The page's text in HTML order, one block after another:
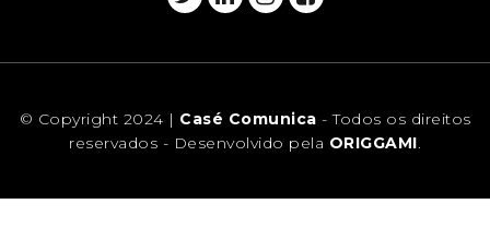
© Copyright 2024 | Casé Comunica - Todos os direitos
reservados - Desenvolvido pela ORIGGAMI.